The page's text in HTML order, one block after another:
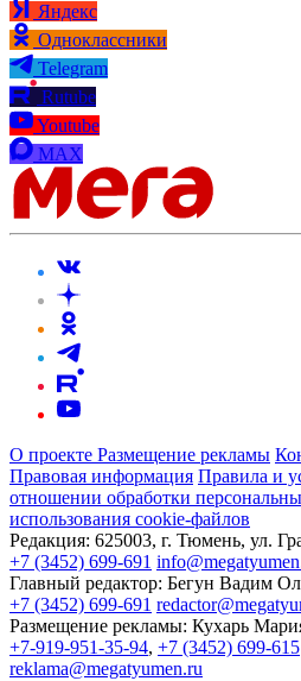
Яндекс
Одноклассники
Telegram
Rutube
Youtube
MAX
О проекте Размещение рекламы
Правовая информация Правила и
отношении обработки
использования cookie-файлов
Редакция: 625003, г. Тюмень, ул.
+7 (3452) 699-691
Главный редактор: Бегун Вадим
+7 (3452) 699-691
Размещение рекламы: Кухарь
+7-919-951-35-94, +7 (3452) 699-615
reklama@megatyumen.ru